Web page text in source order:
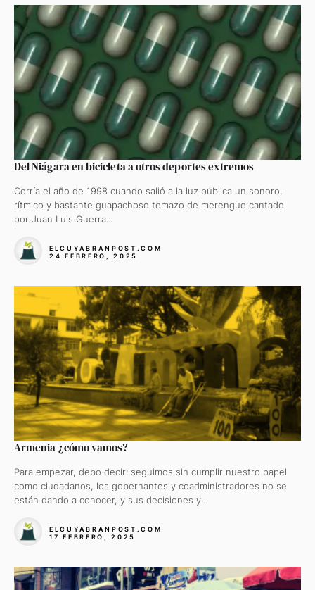
Del Niágara en bicicleta a otros deportes extremos
Corría el año de 1998 cuando salió a la luz pública un sonoro,
rítmico y bastante guapachoso temazo de merengue cantado
por Juan Luis Guerra...
ELCUYABRANPOST.COM
24 FEBRERO, 2025
Armenia ¿cómo vamos?
Para empezar, debo decir: seguimos sin cumplir nuestro papel
como ciudadanos, los gobernantes y coadministradores no se
están dando a conocer, y sus decisiones y...
ELCUYABRANPOST.COM
17 FEBRERO, 2025